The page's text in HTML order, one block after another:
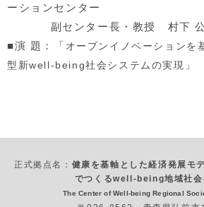
ーションセンター
副センター長・教授 村下 公
■演 題：「 オープンイノベーションを
型新well-being社会システムの実現」
正式拠点名： 健康を基軸とした経済発展モ
でつくるwell-being地域社会
The Center of Well-being Regional